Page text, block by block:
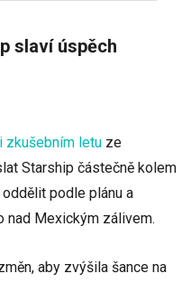
slaví úspěch
zkušebním letu ze
Starship částečně kolem
podle plánu a
nad Mexickým zálivem.
aby zvýšila šance na